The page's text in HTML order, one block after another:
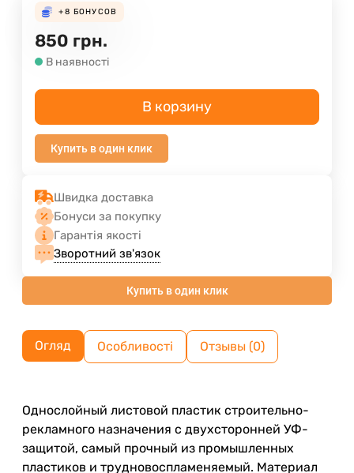
+8 БОНУСОВ
850 грн.
В наявності
В корзину
Купить в один клик
Швидка доставка
Бонуси за покупку
Гарантія якості
Зворотний зв'язок
Купить в один клик
Огляд Особливості Отзывы (0)
Однослойный листовой пластик строительно-
рекламного назначения с двухсторонней УФ-
защитой, самый прочный из промышленных
пластиков и трудновоспламеняемый. Материал